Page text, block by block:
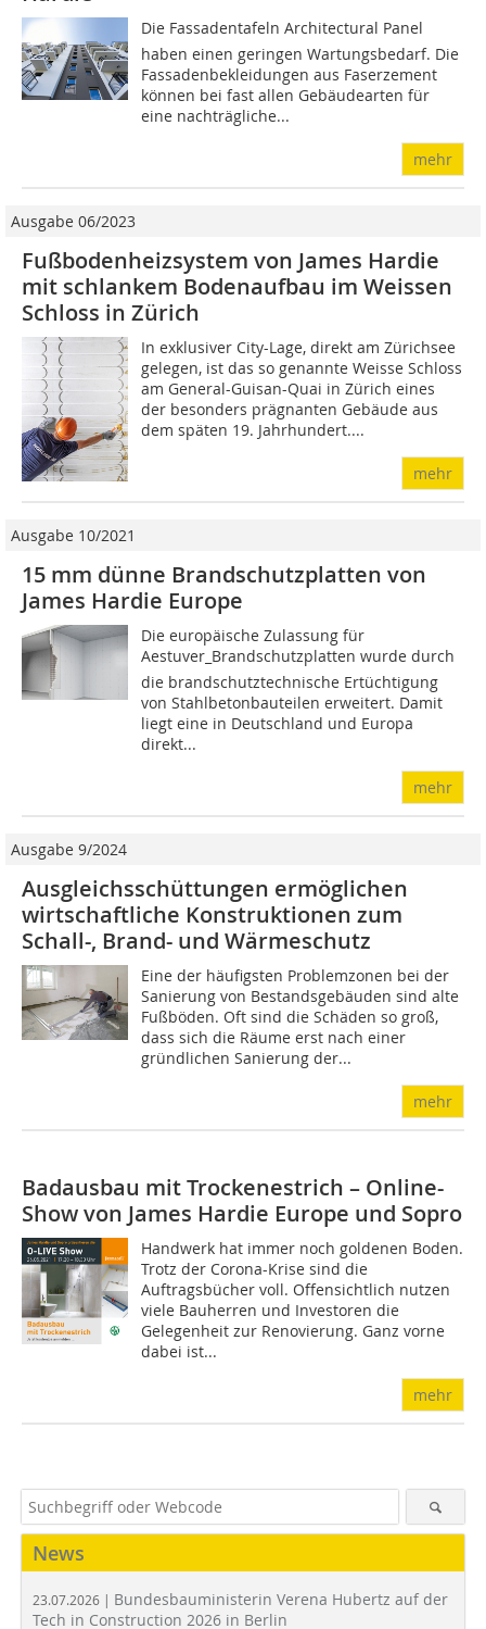
Die Fassadentafeln Architectural Panel
haben einen geringen Wartungsbedarf. Die
Fassadenbekleidungen aus Faserzement
können bei fast allen Gebäudearten für
eine nachträgliche...
mehr
Ausgabe 06/2023
Fußbodenheizsystem von James Hardie
mit schlankem Bodenaufbau im Weissen
Schloss in Zürich
In exklusiver City-Lage, direkt am Zürichsee
gelegen, ist das so genannte Weisse Schloss
am General-­Guisan-Quai in Zürich eines
der besonders prägnanten Gebäude aus
dem späten 19. Jahrhundert....
mehr
Ausgabe 10/2021
15 mm dünne Brandschutzplatten von
James Hardie Europe
Die europäische Zulassung für
Aestuver_Brandschutzplatten wurde durch
die brandschutztechnische Ertüchtigung
von Stahlbetonbauteilen erweitert. Damit
liegt eine in Deutschland und Europa
direkt...
mehr
Ausgabe 9/2024
Ausgleichsschüttungen ermöglichen
wirtschaftliche Konstruktionen zum
Schall-, Brand- und Wärmeschutz
Eine der häufigsten Problemzonen bei der
Sanierung von Bestandsgebäuden sind alte
Fußböden. Oft sind die Schäden so groß,
dass sich die Räume erst nach einer
gründlichen Sanierung der...
mehr
Badausbau mit Trockenestrich – Online-
Show von James Hardie Europe und Sopro
Handwerk hat immer noch goldenen Boden.
Trotz der Corona-Krise sind die
Auftragsbücher voll. Offensichtlich nutzen
viele Bauherren und Investoren die
Gelegenheit zur Renovierung. Ganz vorne
dabei ist...
mehr
News
23.07.2026 | Bundesbauministerin Verena Hubertz auf der
Tech in Construction 2026 in Berlin